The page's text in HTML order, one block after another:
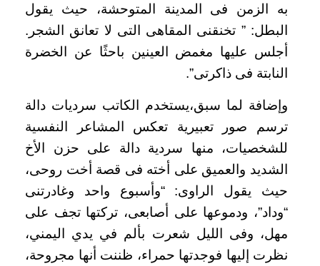
به الزمن فى المدينة المتوحشة، حيث يقول
البطل: ” تخنقنى المقاهى التى لا تعانق الشجر.
أجلس عليها مغمض العينين باحثًا عن الخضرة
النابتة فى ذاكرتى”.
وإضافة لما سبق،يستخدم الكاتب سرديات دالة
ترسم صور تعبيرية تعكس المشاعر النفسية
للشخصيات، منها سردية دالة على حزن الأخ
الشديد والعميق على أخته فى قصة أخت روحى،
حيث يقول الراوى: “وأسبوع واحد وغادرتنى
“وداد”، ودموعها على أصابعى، تركتها تجف على
مهل، وفى الليل شعرت بألم في يدي اليمني،
نظرت إليها فوجدتها حمراء، ظننت أنها مجروحة،